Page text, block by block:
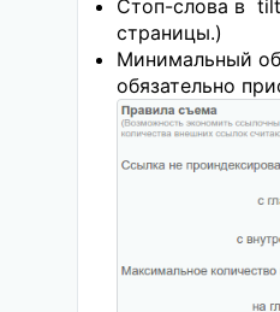
Стоп-слова в
страницы.)
Минимальный
обязательно